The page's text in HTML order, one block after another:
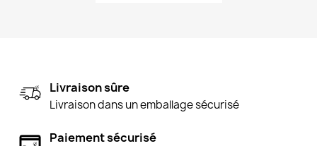
Livraison sûre
Livraison dans un emballage sécurisé
Paiement sécurisé